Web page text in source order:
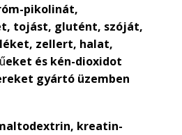
pikolinát,
tojást, glutént, szóját,
zellert, halat,
és kén-dioxidot
gyártó üzemben
kreatin-